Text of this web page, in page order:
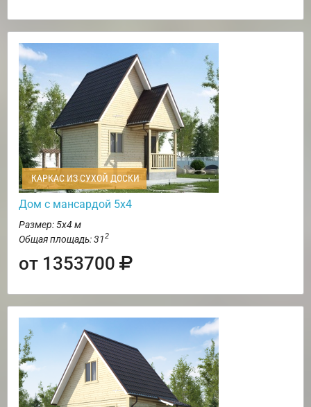
КАРКАС ИЗ СУХОЙ ДОСКИ
Дом с мансардой 5х4
Размер: 5х4 м
Общая площадь: 312
от 1353700